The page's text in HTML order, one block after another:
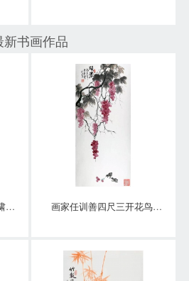
新书画作品
任训善国画虎作品《虎啸泉鸣》四尺整张真迹 画家任训善四尺三开花鸟画作品《硕果》